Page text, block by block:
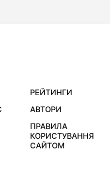
РЕЙТИНГИ
АВТОРИ
ПРАВИЛА
КОРИСТУВАННЯ
САЙТОМ